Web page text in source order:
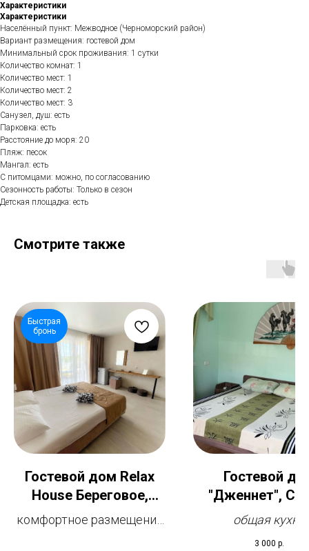
Характеристики
Характеристики
Населённый пункт: Межводное (Черноморский район)
Вариант размещения: гостевой дом
Минимальный срок проживания: 1 сутки
Количество комнат: 1
Количество мест: 1
Количество мест: 2
Количество мест: 3
Санузел, душ: есть
Парковка: есть
Расстояние до моря: 20
Пляж: песок
Мангал: есть
С питомцами: можно, по согласованию
Сезонность работы: Только в сезон
Детская площадка: есть
Смотрите также
Быстрая
бронь
Гостевой дом Relax
House Береговое,
Феодосия 4-местный
номер
комфортное размещение
Гостевой
"Дженнет",
номер 2х-
для 4-5
общая кухня
3 000 р.